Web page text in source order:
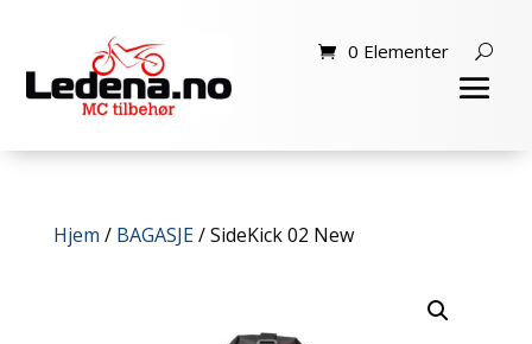
0 Elementer
Hjem / BAGASJE/ SideKick 02 New